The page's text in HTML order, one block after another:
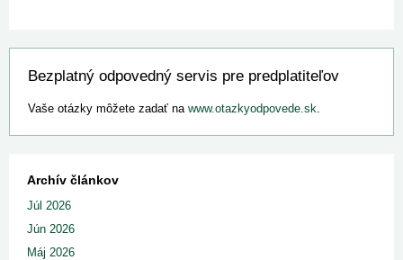
Bezplatný odpovedný servis pre predplatiteľov
Vaše otázky môžete zadať na www.otazkyodpovede.sk.
Archív článkov
Júl 2026
Jún 2026
Máj 2026